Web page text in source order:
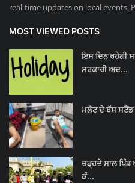
real-time updates on local events,
MOST VIEWED POSTS
ਇਸ ਦਿਨ ਰਹੇਗੀ
ਸਰਕਾਰੀ ਅਦ...
ਮਲੋਟ ਦੇ ਬੱਸ ਸਟੈਂਡ
ਚੜ੍ਹਦੇ ਸਾਲ ਪਿੰਡ
ਕੰ...